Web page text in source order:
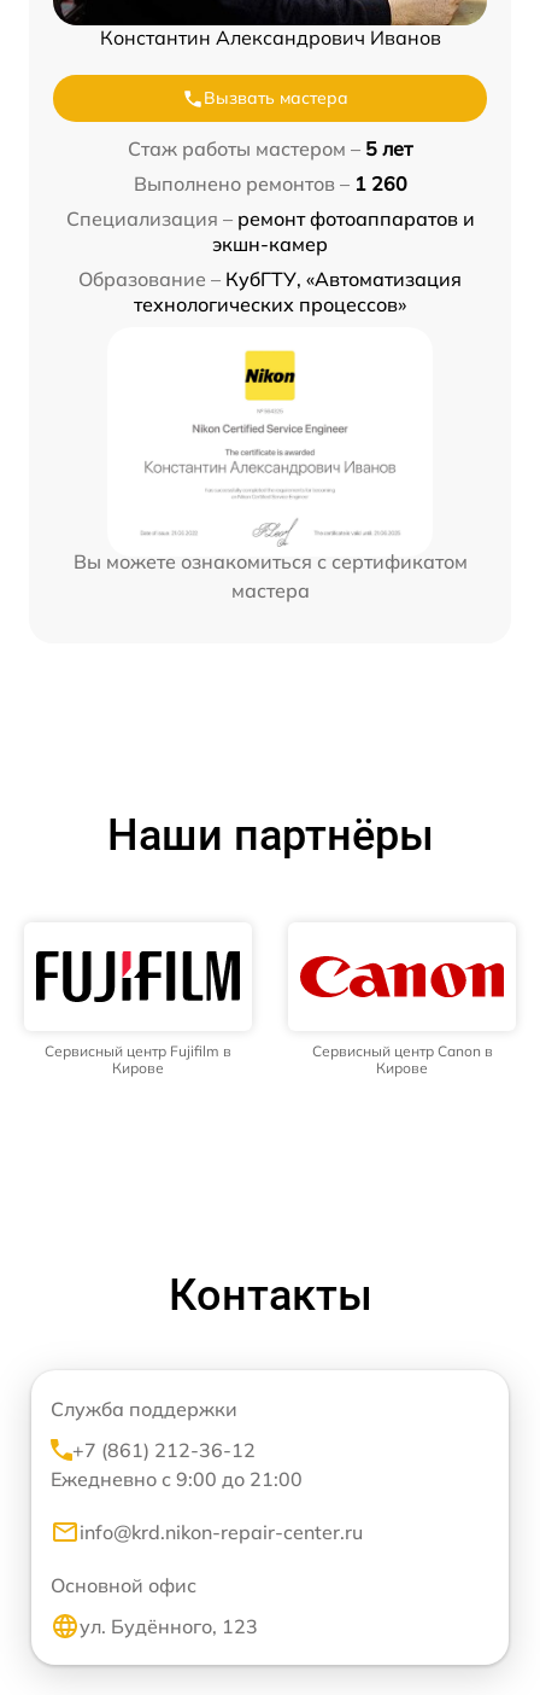
Константин Александрович Иванов
Вызвать мастера
Стаж работы мастером – 5 лет
Выполнено ремонтов – 1 260
Специализация – ремонт фотоаппаратов и
экшн-камер
Образование – КубГТУ, «Автоматизация
технологических процессов»
Вы можете ознакомиться с сертификатом
мастера
Наши партнёры
Сервисный центр Fujifilm в
Кирове
Сервисный центр Canon в
Кирове
Контакты
Служба поддержки
+7 (861) 212-36-12
Ежедневно с 9:00 до 21:00
info@krd.nikon-repair-center.ru
Основной офис
ул. Будённого, 123